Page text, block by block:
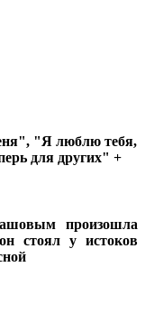
"Я люблю тебя,
для других" +
произошла
стоял у истоков